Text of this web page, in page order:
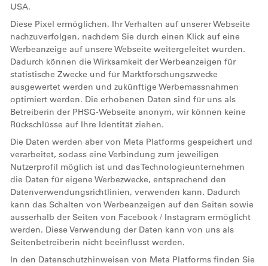
USA.
Diese Pixel ermöglichen, Ihr Verhalten auf unserer Webseite
nachzuverfolgen, nachdem Sie durch einen Klick auf eine
Werbeanzeige auf unsere Webseite weitergeleitet wurden.
Dadurch können die Wirksamkeit der Werbeanzeigen für
statistische Zwecke und für Marktforschungszwecke
ausgewertet werden und zukünftige Werbemassnahmen
optimiert werden. Die erhobenen Daten sind für uns als
Betreiberin der PHSG-Webseite anonym, wir können keine
Rückschlüsse auf Ihre Identität ziehen.
Die Daten werden aber von Meta Platforms gespeichert und
verarbeitet, sodass eine Verbindung zum jeweiligen
Nutzerprofil möglich ist und das Technologieunternehmen
die Daten für eigene Werbezwecke, entsprechend den
Datenverwendungsrichtlinien, verwenden kann. Dadurch
kann das Schalten von Werbeanzeigen auf den Seiten sowie
ausserhalb der Seiten von Facebook / Instagram ermöglicht
werden. Diese Verwendung der Daten kann von uns als
Seitenbetreiberin nicht beeinflusst werden.
In den Datenschutzhinweisen von Meta Platforms finden Sie